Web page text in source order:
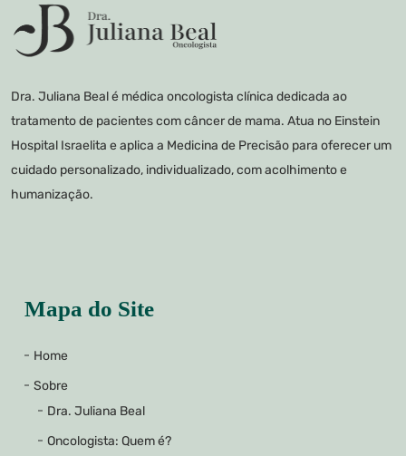
Dra. Juliana Beal é médica oncologista clínica dedicada ao
tratamento de pacientes com câncer de mama. Atua no Einstein
Hospital Israelita e aplica a Medicina de Precisão para oferecer um
cuidado personalizado, individualizado, com acolhimento e
humanização.
Mapa do Site
Home
Sobre
Dra. Juliana Beal
Oncologista: Quem é?